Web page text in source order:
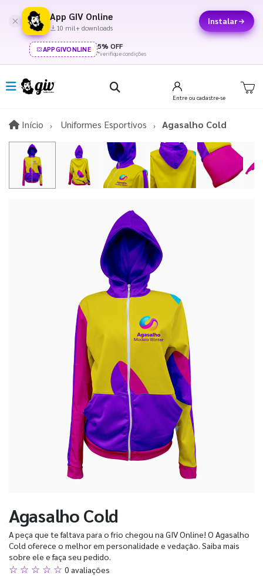
App GIV Online
10 mil+ downloads
Instalar
APPGIVONLINE 5% OFF
*verifique condições
Entre ou cadastre-se
Início InícioUniformes Esportivos Agasalho Cold
Agasalho Cold
A peça que te faltava para o frio chegou na GIV Online! O Agasalho
Cold oferece o melhor em personalidade e vedação. Saiba mais
sobre ele e faça seu pedido.
☆ ☆ ☆ ☆ ☆ 0 avaliações